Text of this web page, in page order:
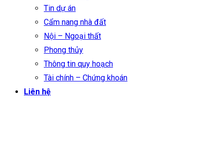
Tin dự án
Cẩm nang nhà đất
Nội – Ngoại thất
Phong thủy
Thông tin quy hoạch
Tài chính – Chứng khoán
Liên hệ